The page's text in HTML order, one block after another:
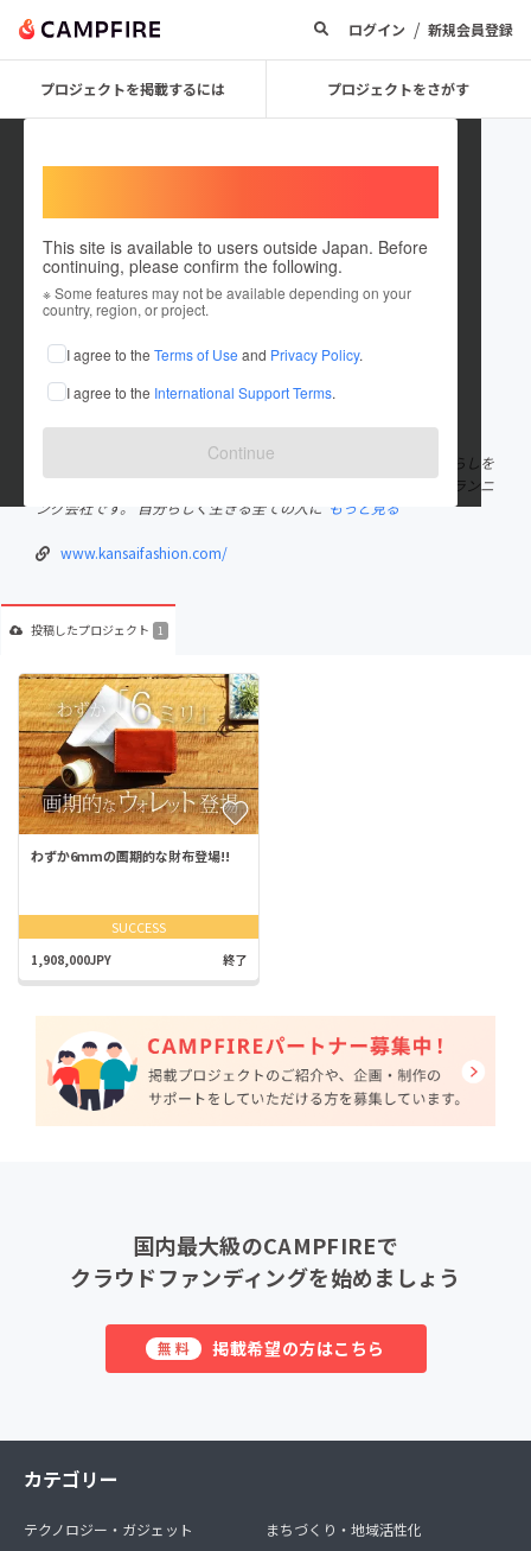
ログイン / 新規会員登録
プロジェクトを掲載するには プロジェクトをさがす
This site is available to users outside Japan. Before
continuing, please confirm the following.
※ Some features may not be available depending on your
country, region, or project.
I agree to the Terms of Use and Privacy Policy.
I agree to the International Support Terms.
Continue
ono zyunpei
これまでに1件のプロジェクトを投稿しています
在住国：日本 現在地：大阪府
出身国：日本 出身地：滋賀県
日常に心躍る瞬間を。 ファッションを楽しむ。買物を楽しむ。暮らしを
楽しむ。 そんな、毎日に昨日とは違う一歩先の価値を提供するプランニ
ング会社です。 自分らしく生きる全ての人に もっと見る
www.kansaifashion.com/
投稿したプロジェクト 1
わずか6ｍｍの画期的な財布登場!!
SUCCESS
1,908,000JPY 終了
国内最大級のCAMPFIREで
クラウドファンディングを始めましょう
無料 掲載希望の方はこちら
カテゴリー
テクノロジー・ガジェット
まちづくり・地域活性化